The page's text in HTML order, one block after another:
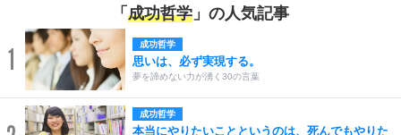
「 成功哲学 」の人気記事
1 成功哲学
思いは、必ず実現する。
夢を諦めない力が湧く30の言葉
成功哲学
本当にやりたいことというのは、死んでもやりた